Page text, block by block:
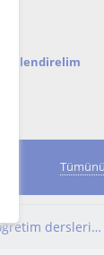
Bursa Uludağ Üniversitesi Mezunundan lise Coğrafya, ilköğretim derslerine destek öğretmeni